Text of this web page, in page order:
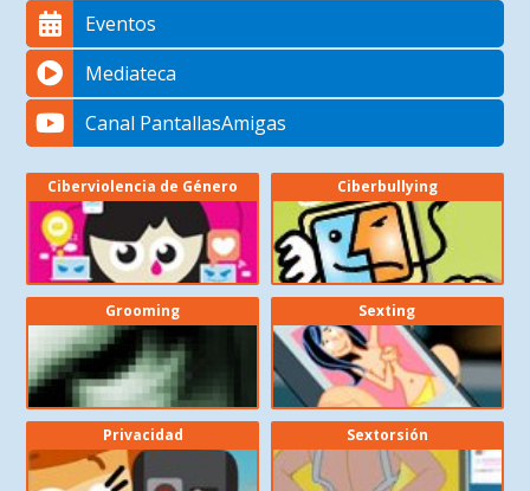
Eventos
Mediateca
Canal PantallasAmigas
Ciberviolencia de Género Ciberbullying
Grooming Sexting
Privacidad Sextorsión